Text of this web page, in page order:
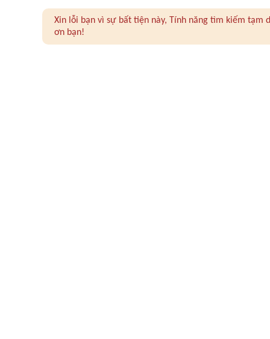
Xin lỗi bạn vì sự bất tiện này, Tính năng tìm kiếm
ơn bạn!